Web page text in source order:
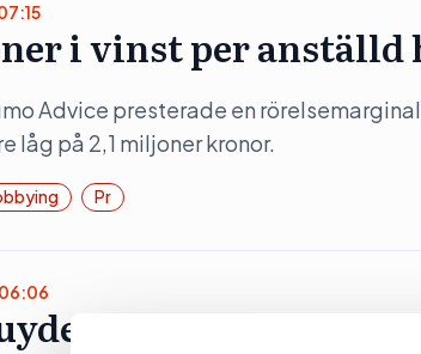
i vinst per anställd
Advice presterade en
låg på 2,1 miljoner kronor.
Pr
Kiese ökar –